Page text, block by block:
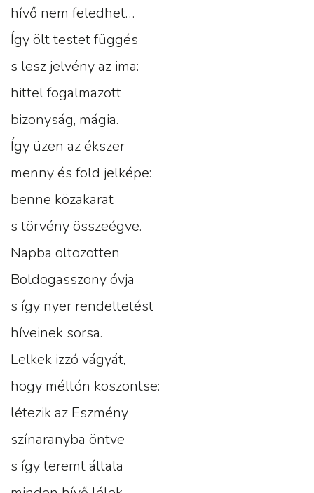
hívő nem feledhet…
Így ölt testet függés
s lesz jelvény az ima:
hittel fogalmazott
bizonyság, mágia.
Így üzen az ékszer
menny és föld jelképe:
benne közakarat
s törvény összeégve.
Napba öltözötten
Boldogasszony óvja
s így nyer rendeltetést
híveinek sorsa.
Lelkek izzó vágyát,
hogy méltón köszöntse:
létezik az Eszmény
színaranyba öntve
s így teremt általa